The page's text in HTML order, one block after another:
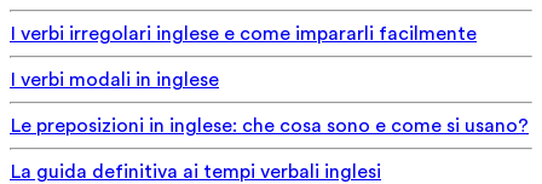
I verbi irregolari inglese e come impararli facilmente
I verbi modali in inglese
Le preposizioni in inglese: che cosa sono e come si usano?
La guida definitiva ai tempi verbali inglesi